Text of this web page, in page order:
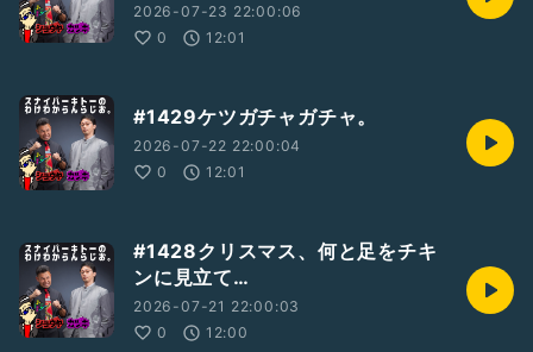
2026-07-23 22:00:06
0
12:01
#1429ケツガチャガチャ。
2026-07-22 22:00:04
0
12:01
#1428クリスマス、何と足をチキ
ンに見立て…
2026-07-21 22:00:03
0
12:00